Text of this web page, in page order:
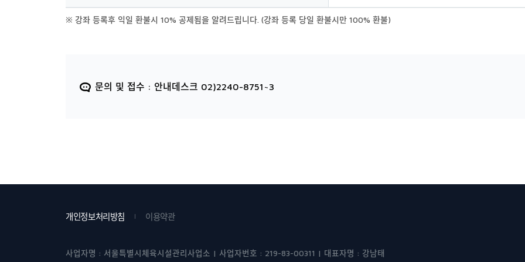
※ 강좌 등록후 익일 환불시 10% 공제됨을 알려드립니다. (강좌 등록 당일 환불시만 100% 환불)
문의 및 접수 : 안내데스크 02)2240-8751~3
개인정보처리방침 이용약관
사업자명 : 서울특별시체육시설관리사업소 | 사업자번호 : 219-83-00311 | 대표자명 : 강남태